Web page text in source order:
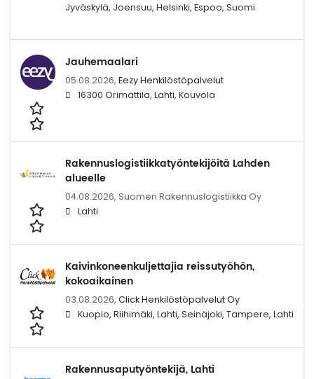
Jyväskylä, Joensuu, Helsinki, Espoo, Suomi
Jauhemaalari
05.08.2026, Eezy Henkilöstöpalvelut
16300 Orimattila, Lahti, Kouvola
Rakennuslogistiikkatyöntekijöitä Lahden
alueelle
04.08.2026, Suomen Rakennuslogistiikka Oy
Lahti
Kaivinkoneenkuljettajia reissutyöhön,
kokoaikainen
03.08.2026, Click Henkilöstöpalvelut Oy
Kuopio, Riihimäki, Lahti, Seinäjoki, Tampere, Lahti
Rakennusaputyöntekijä, Lahti